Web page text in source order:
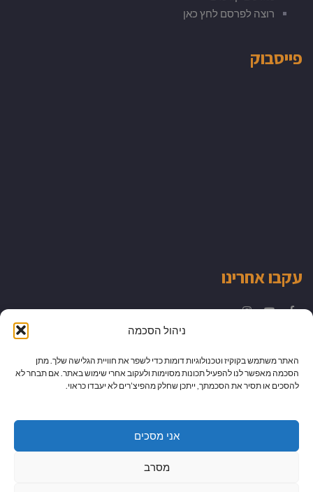
ניהול הסכמה
האתר משתמש בקוקיז וטכנולוגיות דומות כדי לשפר את חוויית הגלישה שלך. מתן
הסכמה מאפשר לנו להפעיל תכונות מסוימות ולעקוב אחרי שימוש באתר. אם תבחר לא
להסכים או תסיר את הסכמתך, ייתכן שחלק מהפיצ’רים לא יעבדו כראוי.
אני מסכים
מסרב
רוצה לפרסם לחץ כאן
פייסבוק
עקבו אחרינו